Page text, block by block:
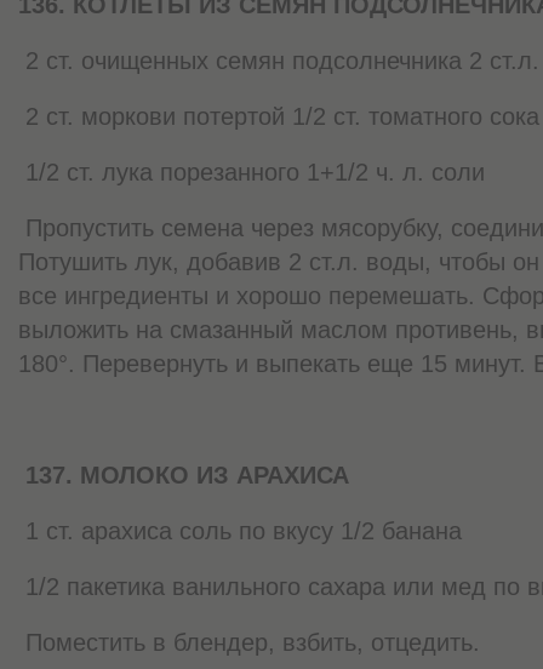
2 ст. очищенных семян подсолнечника 2
2 ст. моркови потертой 1/2 ст. томатного сока
1/2 ст. лука порезанного 1+1/2 ч. л. соли
Пропустить семена через мясорубку,
Потушить лук, добавив 2 ст.л. воды, чтобы
все ингредиенты и хорошо перемешать.
выложить на смазанный маслом противень,
180°. Перевернуть и выпекать еще 15 минут.
137. МОЛОКО ИЗ АРАХИСА
1 ст. арахиса соль по вкусу 1/2 банана
1/2 пакетика ванильного сахара или мед по
Поместить в блендер, взбить, отцедить.